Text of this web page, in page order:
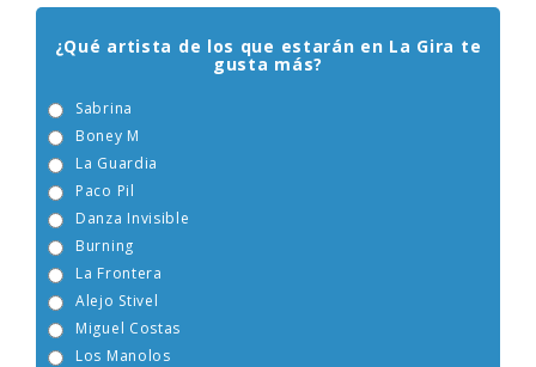
¿Qué artista de los que estarán en La Gira te
gusta más?
Sabrina
Boney M
La Guardia
Paco Pil
Danza Invisible
Burning
La Frontera
Alejo Stivel
Miguel Costas
Los Manolos